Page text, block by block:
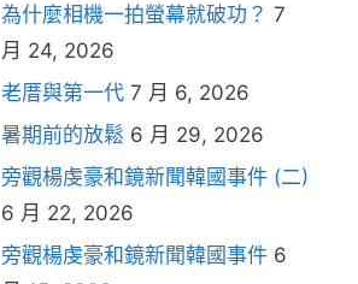
為什麼相機一拍螢幕就破功？ 7
月 24, 2026
老厝與第一代 7 月 6, 2026
暑期前的放鬆 6 月 29, 2026
旁觀楊虔豪和鏡新聞韓國事件 (二)
6 月 22, 2026
旁觀楊虔豪和鏡新聞韓國事件 6